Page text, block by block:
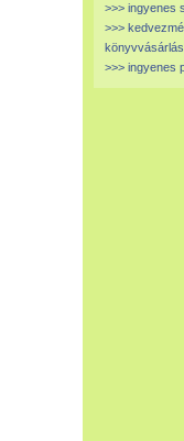
>>> ingyenes
>>>
könyvvásárlás
>>> ingyenes